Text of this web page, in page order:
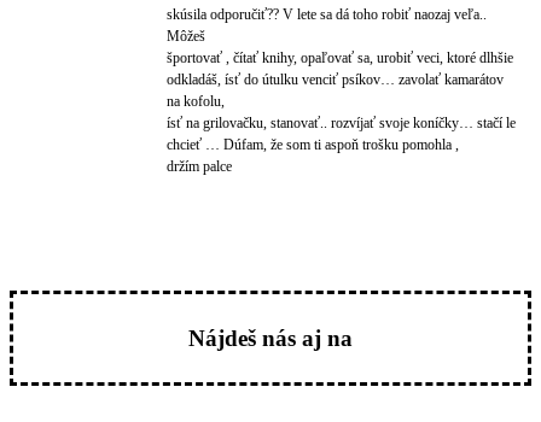
skúsila odporučiť?? V lete sa dá toho robiť naozaj veľa..
Môžeš
športovať , čítať knihy, opaľovať sa, urobiť veci, ktoré dlhšie
odkladáš, ísť do útulku venciť psíkov… zavolať kamarátov
na kofolu,
ísť na grilovačku, stanovať.. rozvíjať svoje koníčky… stačí le
chcieť … Dúfam, že som ti aspoň trošku pomohla ,
držím palce
Nájdeš nás aj na